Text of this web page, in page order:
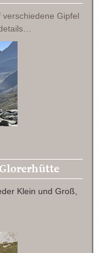
Gipfel
Klein und Groß,